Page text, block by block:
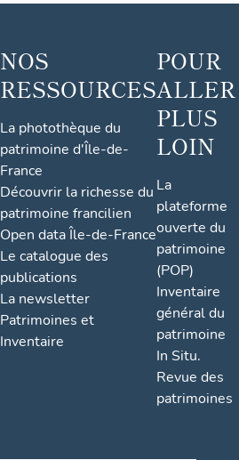
NOS
RESSOURCES
La photothèque du
patrimoine d'Île-de-
France
Découvrir la richesse du
patrimoine francilien
Open data Île-de-France
Le catalogue des
publications
La newsletter
Patrimoines et
Inventaire
POUR
ALLER
PLUS
LOIN
La
plateforme
ouverte du
patrimoine
(POP)
Inventaire
général du
patrimoine
In Situ.
Revue des
patrimoines